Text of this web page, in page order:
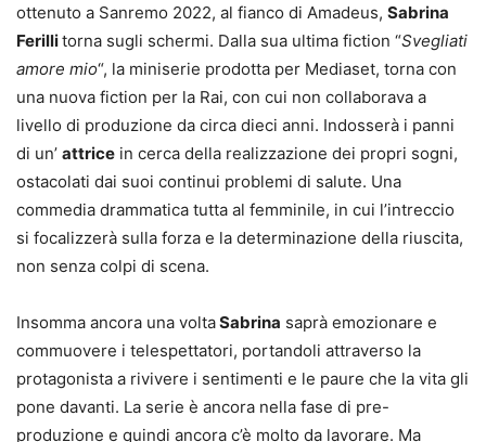
ottenuto a Sanremo 2022, al fianco di Amadeus, Sabrina
Ferillitorna sugli schermi. Dalla sua ultima fiction “Svegliati
amore mio“, la miniserie prodotta per Mediaset, torna con
una nuova fiction per la Rai, con cui non collaborava a
livello di produzione da circa dieci anni. Indosserà i panni
di un’ attrice in cerca della realizzazione dei propri sogni,
ostacolati dai suoi continui problemi di salute. Una
commedia drammatica tutta al femminile, in cui l’intreccio
si focalizzerà sulla forza e la determinazione della riuscita,
non senza colpi di scena.
Insomma ancora una voltaSabrina saprà emozionare e
commuovere i telespettatori, portandoli attraverso la
protagonista a rivivere i sentimenti e le paure che la vita gli
pone davanti. La serie è ancora nella fase di pre-
produzione e quindi ancora c’è molto da lavorare. Ma